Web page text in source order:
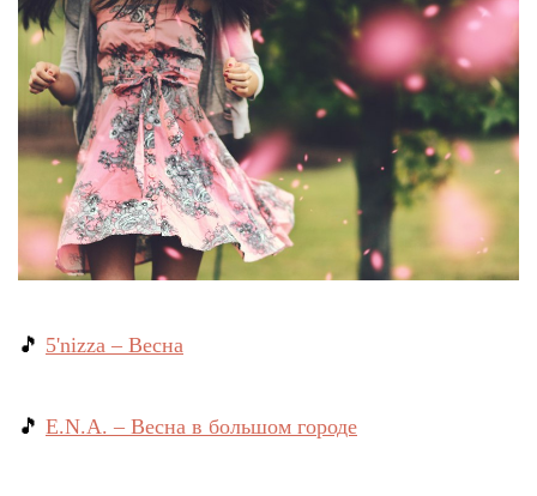
🎵 5'nizza – Весна
🎵 E.N.A. – Весна в большом городе